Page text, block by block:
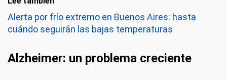
Alerta por frío extremo en Buenos Aires: hasta
cuándo seguirán las bajas temperaturas
Alzheimer: un problema creciente